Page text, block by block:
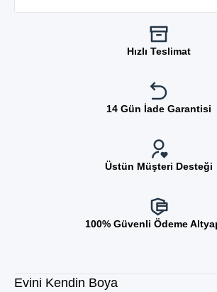
Hızlı Teslimat
14 Gün İade Garantisi
Üstün Müşteri Desteği
100% Güvenli Ödeme
Evini Kendin Boya